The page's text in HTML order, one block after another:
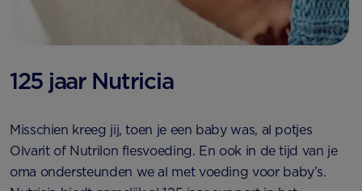
125 jaar Nutricia
Misschien kreeg jij, toen je een baby was, al potjes
Olvarit of Nutrilon flesvoeding. En ook in de tijd van je
oma ondersteunden we al met voeding voor baby’s.